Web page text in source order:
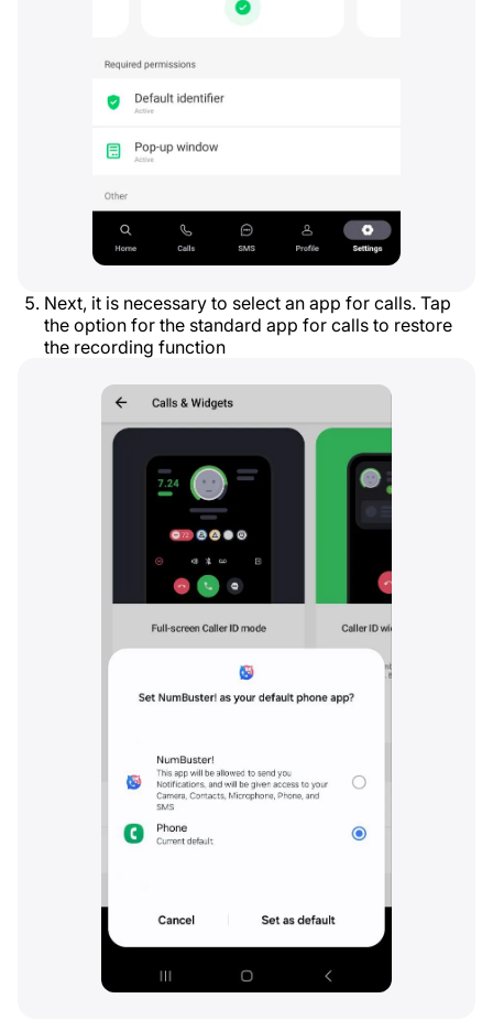
Next, it is necessary to select an app for calls. Tap
the option for the standard app for calls to restore
the recording function